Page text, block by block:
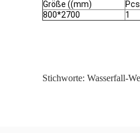
Größe ((mm)
800*2700
1
Stichworte: Wasserfall-